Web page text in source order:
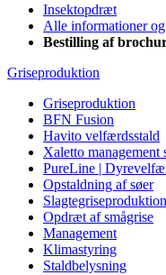
Insektopdræt
Alle informationer
Bestilling af
Griseproduktion
Griseproduktion
BFN Fusion
Havito velfærdsstald
Xaletto management
PureLine |
Opstaldning af søer
Slagtegriseproduktion
Opdræt af smågrise
Management
Klimastyring
Staldbelysning